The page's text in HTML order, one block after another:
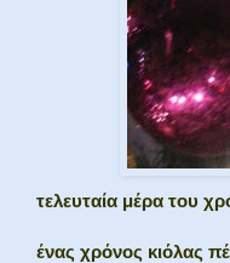
τελευταία μέρα του
ένας χρόνος κιόλας